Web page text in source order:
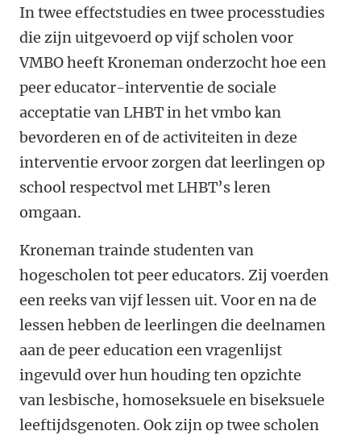
In twee effectstudies en twee processtudies
die zijn uitgevoerd op vijf scholen voor
VMBO heeft Kroneman onderzocht hoe een
peer educator-interventie de sociale
acceptatie van LHBT in het vmbo kan
bevorderen en of de activiteiten in deze
interventie ervoor zorgen dat leerlingen op
school respectvol met LHBT’s leren
omgaan.
Kroneman trainde studenten van
hogescholen tot peer educators. Zij voerden
een reeks van vijf lessen uit. Voor en na de
lessen hebben de leerlingen die deelnamen
aan de peer education een vragenlijst
ingevuld over hun houding ten opzichte
van lesbische, homoseksuele en biseksuele
leeftijdsgenoten. Ook zijn op twee scholen